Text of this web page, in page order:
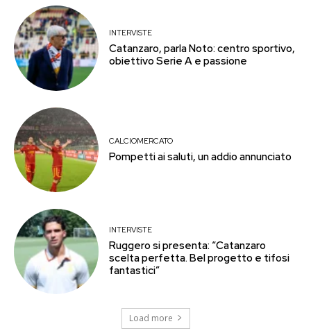
INTERVISTE
Catanzaro, parla Noto: centro sportivo,
obiettivo Serie A e passione
CALCIOMERCATO
Pompetti ai saluti, un addio annunciato
INTERVISTE
Ruggero si presenta: “Catanzaro
scelta perfetta. Bel progetto e tifosi
fantastici”
Load more